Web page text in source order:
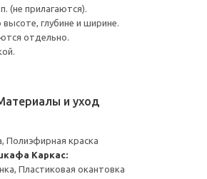
(не прилагаются).
глубине и ширине.
отдельно.
и уход
Полиэфирная краска
Каркас:
Пластиковая окантовка